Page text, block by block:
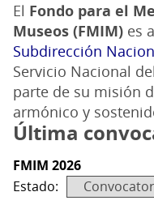
El Fondo para el
Museos (FMIM) es
Subdirección
Servicio Nacional
parte de su misión
armónico y
Última
FMIM 2026
Estado: